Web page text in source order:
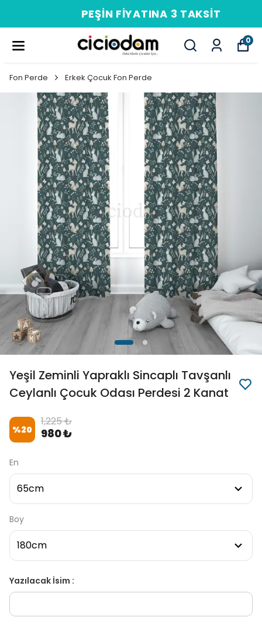
PEŞIN FIYATINA 3 TAKSIT
0
Fon Perde Erkek Çocuk Fon Perde
Yeşil Zeminli Yapraklı Sincaplı Tavşanlı
Ceylanlı Çocuk Odası Perdesi 2 Kanat
%20
1,225 ₺
980 ₺
En
Boy
Yazılacak İsim :